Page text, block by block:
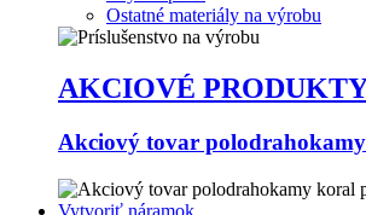
Ostatné materiály na výrobu
AKCIOVÉ
Akciový tovar
Vytvoriť náramok